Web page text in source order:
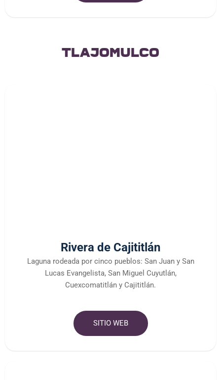
tlajomulco
Rivera de Cajititlán
Laguna rodeada por cinco pueblos: San Juan y San
Lucas Evangelista, San Miguel Cuyutlán,
Cuexcomatitlán y Cajititlán.
SITIO WEB